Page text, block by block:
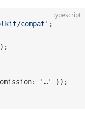
typescript
compat' ;
'…'
});